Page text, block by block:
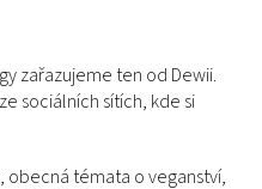
zařazujeme ten od Dewii.
sociálních sítích, kde si
obecná témata o veganství,